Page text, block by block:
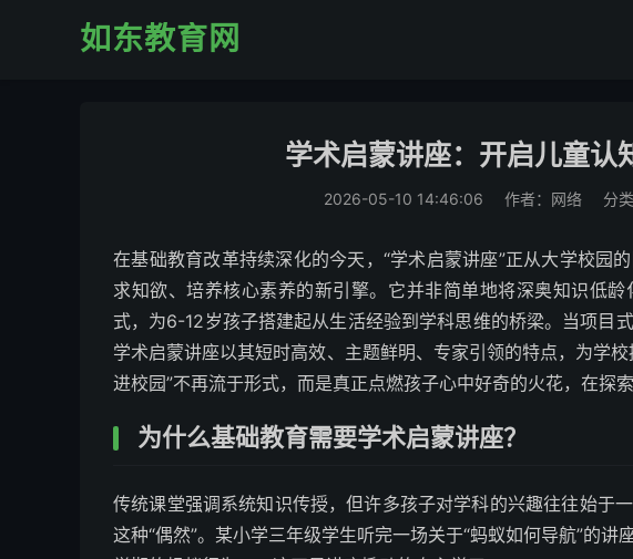
如东教育网
学术启蒙讲座：开启儿童认
2026-05-10 14:46:06 作者：网络 分类
在基础教育改革持续深化的今天，“学术启蒙讲座”正从大学校园
求知欲、培养核心素养的新引擎。它并非简单地将深奥知识低
式，为6-12岁孩子搭建起从生活经验到学科思维的桥梁。当项目
学术启蒙讲座以其短时高效、主题鲜明、专家引领的特点，为学
进校园”不再流于形式，而是真正点燃孩子心中好奇的火花，在探
为什么基础教育需要学术启蒙讲座？
传统课堂强调系统知识传授，但许多孩子对学科的兴趣往往始于
这种“偶然”。某小学三年级学生听完一场关于“蚂蚁如何导航”的